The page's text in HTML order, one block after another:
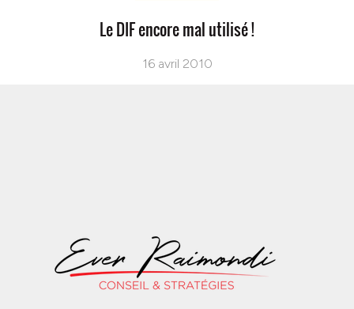
Le DIF encore mal utilisé !
16 avril 2010